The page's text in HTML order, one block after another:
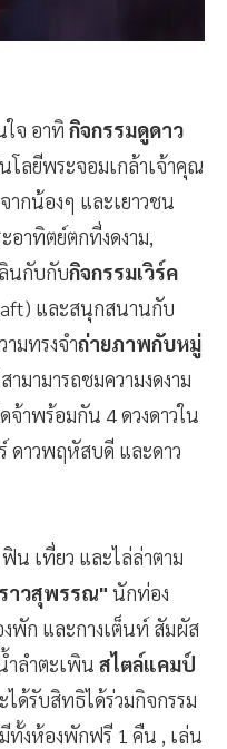
จ อาทิ กิจกรรมดูดาว
โลยีพระจอมเกล้าเจ้าคุณ
ากน้องๆ และเยาวชน
อาทิตย์ตกที่งดงาม,
นกับกับกิจกรรมเวิร์ค
และสนุกสนานกับ
มทรงจำถ่ายภาพกับหมู่
มามารถชมความงดงาม
จ้าพร้อมกัน 4 ดวงดาวใน
ดาวพฤหัสบดี และดาว
น เที่ยว และไล่ล่าตาม
าวสุพรรณ" นักท่อง
พัก และกางเต็นท์ สัมผัส
ำลำตะเพิน สไตล์แคมป์
ด้รับสิทธิได้ร่วมกิจกรรม
ทั้งห้องพักฟรี 1 คืน , เล่น